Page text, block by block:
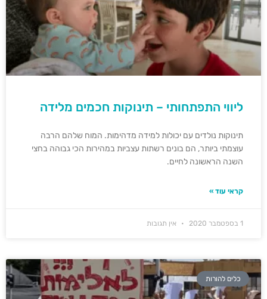
ליווי התפתחותי – תינוקות חכמים מלידה
תינוקות נולדים עם יכולות למידה מדהימות. המוח שלהם הרבה
עוצמתי ביותר, הם בונים רשתות עצביות במהירות הכי גבוהה בחצי
השנה הראשונה לחיים.
קראי עוד »
1 בספטמבר 2020 אין תגובות
כלים להורות